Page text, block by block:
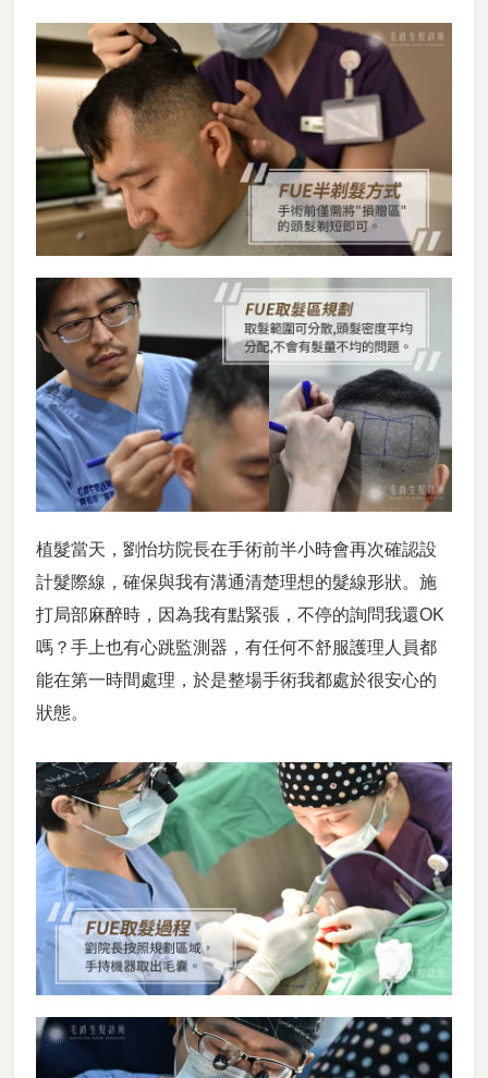
植髮當天，劉怡坊院長在手術前半小時會再次確認設
計髮際線，確保與我有溝通清楚理想的髮線形狀。施
打局部麻醉時，因為我有點緊張，不停的詢問我還OK
嗎？手上也有心跳監測器，有任何不舒服護理人員都
能在第一時間處理，於是整場手術我都處於很安心的
狀態。